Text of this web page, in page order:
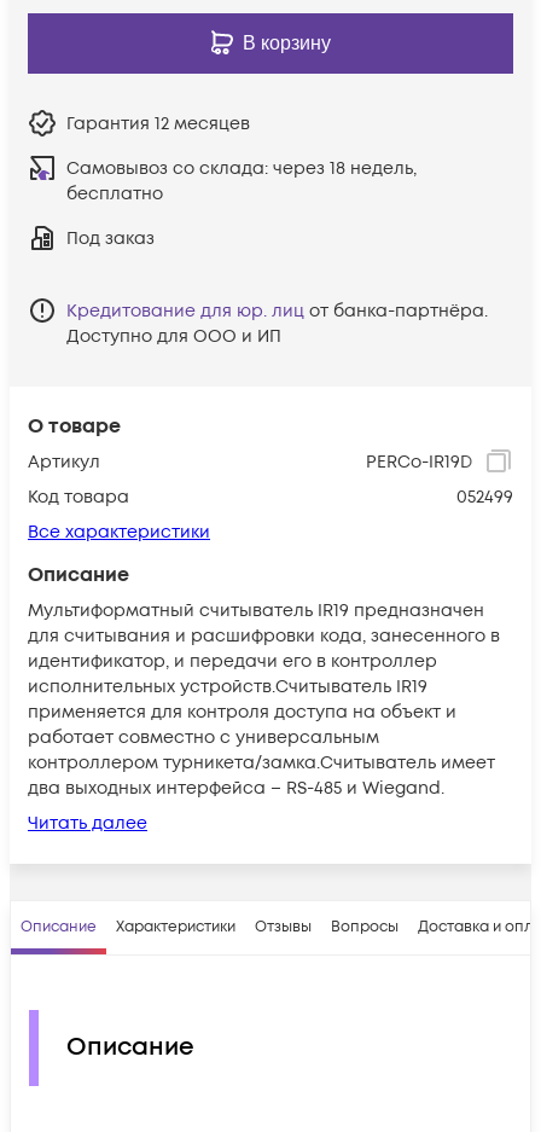
О товаре
Артикул
PERCo-IR19D
Код товара
052499
Все характеристики
Описание
Мультиформатный считыватель IR19 предназначен
для считывания и расшифровки кода, занесенного в
идентификатор, и передачи его в контроллер
исполнительных устройств.Считыватель IR19
применяется для контроля доступа на объект и
работает совместно с универсальным
контроллером турникета/замка.Считыватель имеет
два выходных интерфейса – RS-485 и Wiegand.
Читать далее
В корзину
Гарантия 12 месяцев
Самовывоз со склада: через 18 недель,
бесплатно
Под заказ
Кредитование для юр. лиц от банка-партнёра.
Доступно для ООО и ИП
Описание Характеристики Отзывы Вопросы Доставка и
Описание